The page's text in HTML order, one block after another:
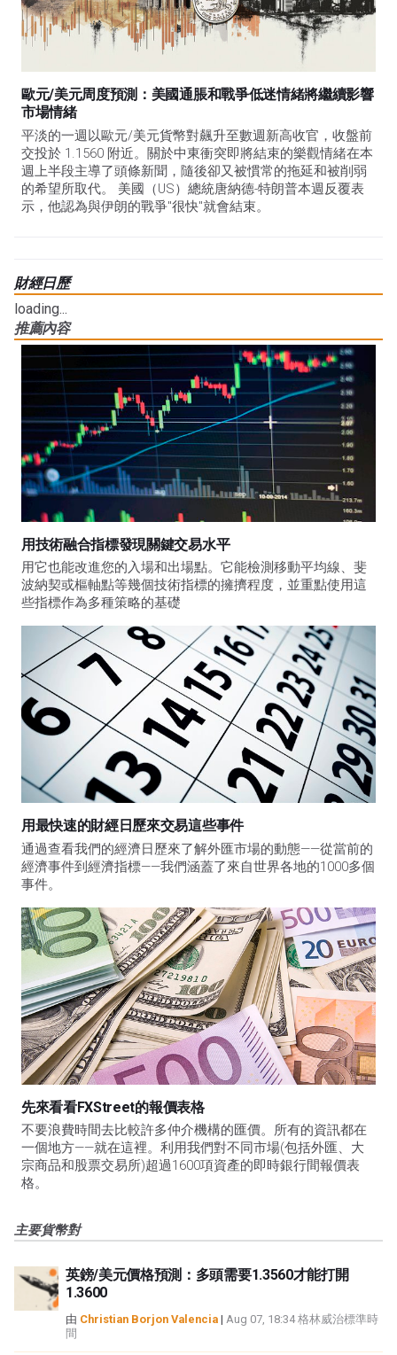
歐元/美元周度預測：美國通脹和戰爭低迷情緒將繼續影響
市場情緒
平淡的一週以歐元/美元貨幣對飆升至數週新高收官，收盤前
交投於 1.1560 附近。關於中東衝突即將結束的樂觀情緒在本
週上半段主導了頭條新聞，隨後卻又被慣常的拖延和被削弱
的希望所取代。 美國（US）總統唐納德-特朗普本週反覆表
示，他認為與伊朗的戰爭"很快"就會結束。
財經日歷
loading...
推薦內容
用技術融合指標發現關鍵交易水平
用它也能改進您的入場和出場點。它能檢測移動平均線、斐
波納契或樞軸點等幾個技術指標的擁擠程度，並重點使用這
些指標作為多種策略的基礎
用最快速的財經日歷來交易這些事件
通過查看我們的經濟日歷來了解外匯市場的動態——從當前的
經濟事件到經濟指標——我們涵蓋了來自世界各地的1000多個
事件。
先來看看FXStreet的報價表格
不要浪費時間去比較許多仲介機構的匯價。所有的資訊都在
一個地方——就在這裡。利用我們對不同市場(包括外匯、大
宗商品和股票交易所)超過1600項資產的即時銀行間報價表
格。
主要貨幣對
英鎊/美元價格預測：多頭需要1.3560才能打開
1.3600
由 Christian Borjon Valencia | Aug 07, 18:34 格林威治標準時
間